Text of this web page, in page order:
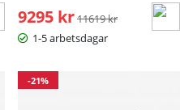
9295 kr Ordinarie pris:
11619 kr
1-5 arbetsdagar
-21%